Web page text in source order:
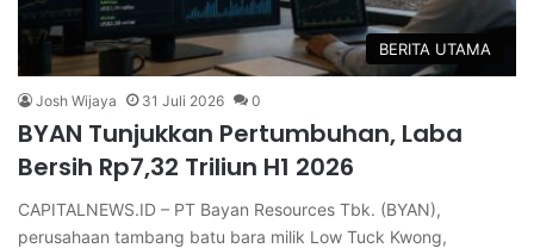
BERITA UTAMA
Josh Wijaya 31 Juli 2026 0
BYAN Tunjukkan Pertumbuhan, Laba
Bersih Rp7,32 Triliun H1 2026
CAPITALNEWS.ID – PT Bayan Resources Tbk. (BYAN),
perusahaan tambang batu bara milik Low Tuck Kwong,